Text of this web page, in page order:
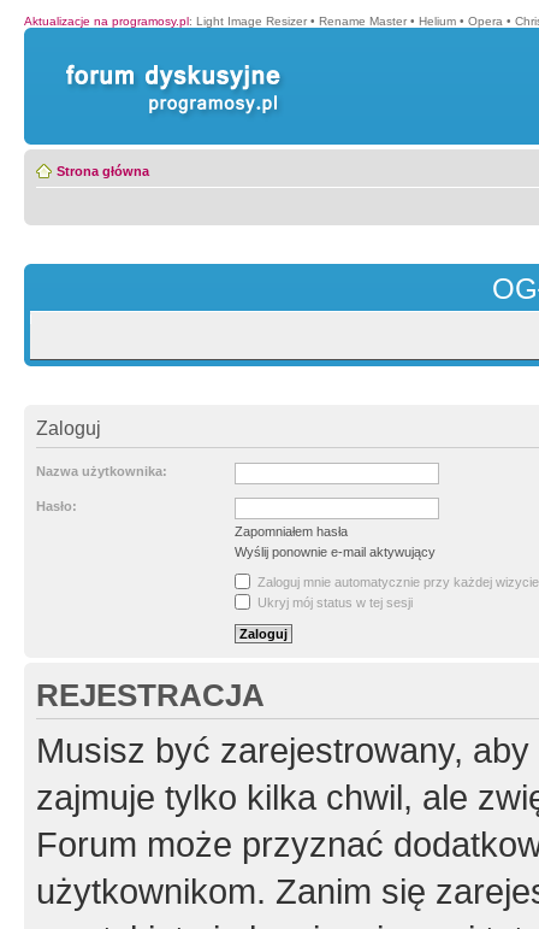
Aktualizacje na programosy.pl: Light Image Resizer • Rename Master • Helium • Opera •
Strona główna
Zaloguj
Nazwa użytkownika:
Hasło:
Zapomniałem hasła
Wyślij ponownie e-mail aktywujący
Zaloguj mnie automatycznie przy każdej wizycie
Ukryj mój status w tej sesji
REJESTRACJA
Musisz być zarejestrowany,
zajmuje tylko kilka chwil, ale
Forum może przyznać
użytkownikom. Zanim się